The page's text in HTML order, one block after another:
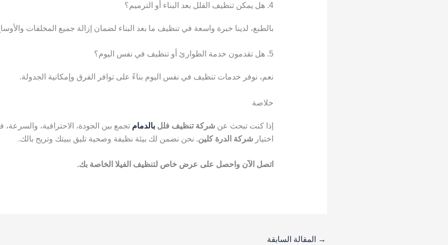
4. هل يمكن تنظيف الفلل بعد البناء أو الترميم؟
بالطبع، لدينا خبرة واسعة في تنظيف ما بعد البناء لضمان إزالة جميع المخلفات
5. هل تقدمون خدمة الطوارئ أو تنظيف في نفس اليوم؟
نعم، نوفر خدمات تنظيف في نفس اليوم بناءً على توافر الفرق وإمكانية الجدولة.
خلاصة
إذا كنت تبحث عن شركة تنظيف فلل بالدمام تجمع بين الجودة، الاحترافية، والسرعة،
اختيار شركة الدرة كلين. نحن نضمن لك بيئة نظيفة وصحية تليق ببيتك وتريح بالك.
اتصل الآن واحصل على عرض خاص لتنظيف الفيلا الخاصة بك.
→ المقالة السابقة